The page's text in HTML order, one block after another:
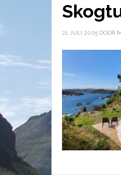
21 JULI 2025 DOOR